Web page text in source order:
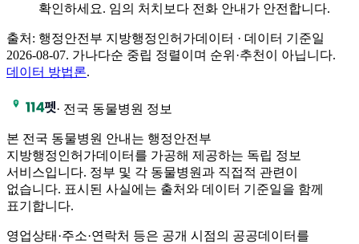
확인하세요. 임의 처치보다 전화 안내가 안전합니다.
출처: 행정안전부 지방행정인허가데이터 · 데이터 기준일
2026-08-07. 가나다순 중립 정렬이며 순위·추천이 아닙니다.
데이터 방법론.
· 전국 동물병원 정보
본 전국 동물병원 안내는 행정안전부
지방행정인허가데이터를 가공해 제공하는 독립 정보
서비스입니다. 정부 및 각 동물병원과 직접적 관련이
없습니다. 표시된 사실에는 출처와 데이터 기준일을 함께
표기합니다.
영업상태·주소·연락처 등은 공개 시점의 공공데이터를